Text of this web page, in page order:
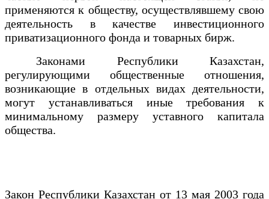
применяются к обществу, осуществлявшему свою
деятельность в качестве инвестиционного
приватизационного фонда и товарных бирж.
Законами Республики Казахстан,
регулирующими общественные отношения,
возникающие в отдельных видах деятельности,
могут устанавливаться иные требования к
минимальному размеру уставного капитала
общества.
Закон Республики Казахстан от 13 мая 2003 года